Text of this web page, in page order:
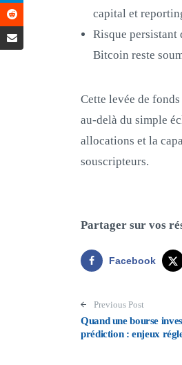
capital et
Risque persistant
Bitcoin reste
Cette levée de
au-delà du simple
allocations et la
souscripteurs.
Partager sur vos
Facebook
Post navigation
Previous Post
Quand une bourse
prédiction : enjeux